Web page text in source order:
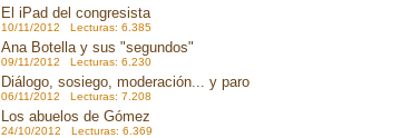
El iPad del congresista
10/11/2012 Lecturas: 6.385
Ana Botella y sus "segundos"
09/11/2012 Lecturas: 6.230
Diálogo, sosiego, moderación... y paro
06/11/2012 Lecturas: 7.208
Los abuelos de Gómez
24/10/2012 Lecturas: 6.369